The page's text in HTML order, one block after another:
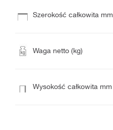
Szerokość całkowita mm
Waga netto (kg)
Wysokość całkowita mm